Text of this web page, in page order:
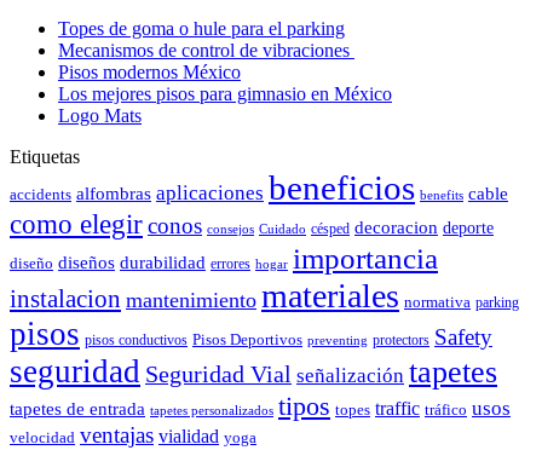
Topes de goma o hule para el parking
Mecanismos de control de vibraciones
Pisos modernos México
Los mejores pisos para gimnasio en México
Logo Mats
Etiquetas
accidents alfombras aplicaciones beneficios benefits cable
como elegirconos consejos Cuidado césped decoracion deporte
diseño diseños durabilidad errores hogar importancia
instalacion mantenimiento materiales normativa parking
pisos pisos conductivos Pisos Deportivos preventing protectors Safety
seguridad Seguridad Vial señalización tapetes
tapetes de entrada tapetes personalizados tipos topes traffic tráfico usos
velocidad ventajas vialidad yoga